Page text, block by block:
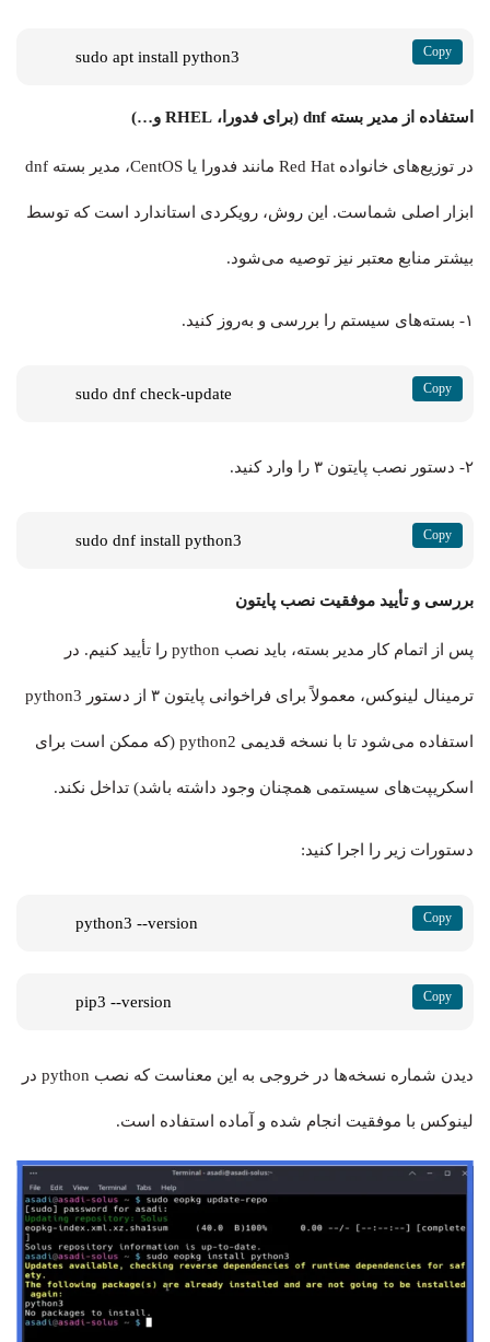
sudo apt install python3
استفاده از مدیر بسته dnf (برای فدورا، RHEL و…)
در توزیع‌های خانواده Red Hat مانند فدورا یا CentOS، مدیر بسته dnf
ابزار اصلی شماست. این روش، رویکردی استاندارد است که توسط
بیشتر منابع معتبر نیز توصیه می‌شود.
۱- بسته‌های سیستم را بررسی و به‌روز کنید.
sudo dnf check-update
۲- دستور نصب پایتون ۳ را وارد کنید.
sudo dnf install python3
بررسی و تأیید موفقیت نصب پایتون
پس از اتمام کار مدیر بسته، باید نصب python را تأیید کنیم. در
ترمینال لینوکس، معمولاً برای فراخوانی پایتون ۳ از دستور python3
استفاده می‌شود تا با نسخه قدیمی python2 (که ممکن است برای
اسکریپت‌های سیستمی همچنان وجود داشته باشد) تداخل نکند.
دستورات زیر را اجرا کنید:
python3 --version
pip3 --version
دیدن شماره نسخه‌ها در خروجی به این معناست که نصب python در
لینوکس با موفقیت انجام شده و آماده استفاده است.